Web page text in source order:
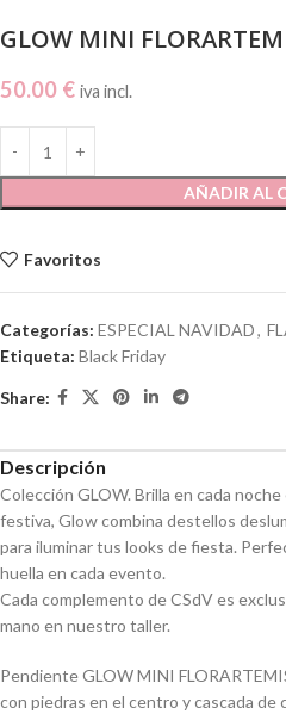
GLOW MINI
50.00 € iva incl.
AÑADIR AL
Favoritos
Categorías: ESPECIAL NAVIDAD,
Etiqueta: Black Friday
Share:
Descripción
Colección GLOW. Brilla en cada
festiva, Glow combina destellos
para iluminar tus looks de fiesta.
huella en cada evento.
Cada complemento de CSdV es
mano en nuestro taller.
Pendiente GLOW MINI
con piedras en el centro y cascada de